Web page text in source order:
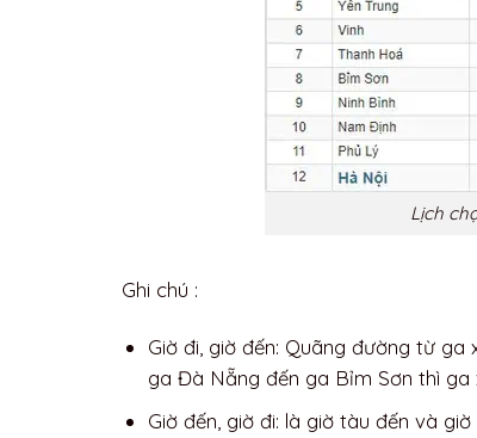
Lịch
Ghi chú :
Giờ đi, giờ đến: Quãng đường từ
ga Đà Nẵng đến ga Bỉm Sơn thì
Giờ đến, giờ đi: là giờ tàu đến và